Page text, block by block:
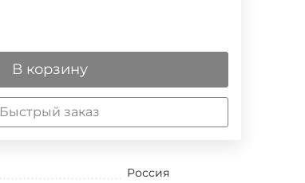
В корзину
Быстрый заказ
Россия